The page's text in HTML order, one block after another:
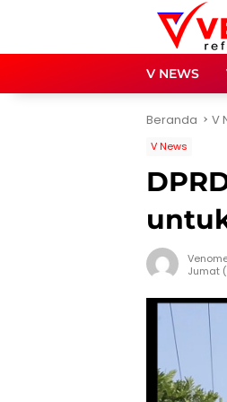
V NEWS
Beranda V
V News
Jumat